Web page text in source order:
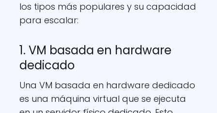
los tipos más populares y su capacidad
para escalar:
1. VM basada en hardware
dedicado
Una VM basada en hardware dedicado
es una máquina virtual que se ejecuta